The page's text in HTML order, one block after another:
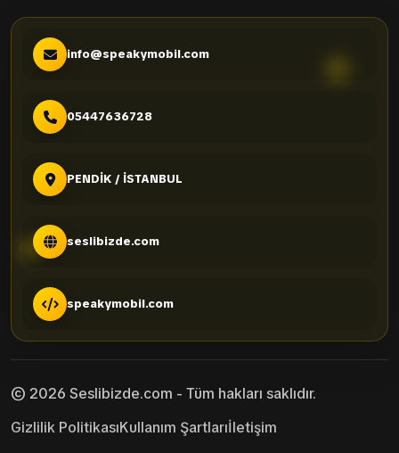
info@speakymobil.com
05447636728
PENDİK / İSTANBUL
seslibizde.com
speakymobil.com
© 2026 Seslibizde.com - Tüm hakları saklıdır.
Gizlilik PolitikasıKullanım Şartlarıİletişim